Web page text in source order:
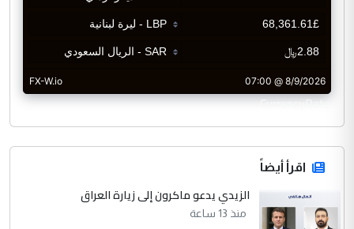
CurrencyRate
اقرأ أيضاً
الزيدي يدعو ماكرون إلى زيارة العراق
منذ 13 ساعة